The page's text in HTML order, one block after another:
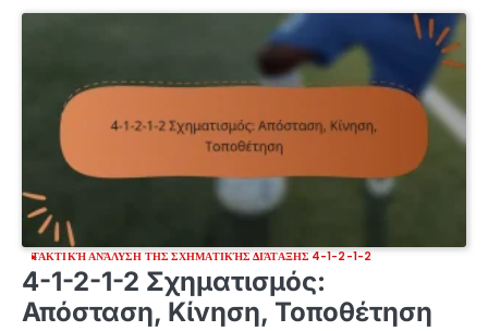
ΤΑΚΤΙΚΉ ΑΝΆΛΥΣΗ ΤΗΣ ΣΧΗΜΑΤΙΚΉΣ ΔΙΆΤΑΞΗΣ 4-1-2-1-2
4-1-2-1-2 Σχηματισμός:
Απόσταση, Κίνηση, Τοποθέτηση